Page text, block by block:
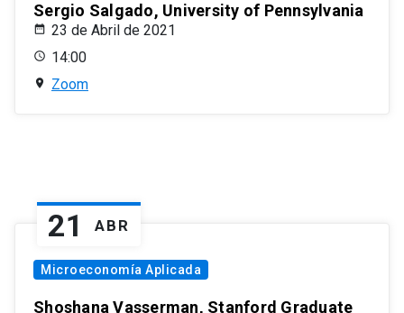
Sergio Salgado, University of Pennsylvania
23 de Abril de 2021
14:00
Zoom
21 ABR
Microeconomía Aplicada
Shoshana Vasserman, Stanford Graduate